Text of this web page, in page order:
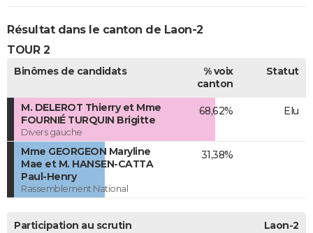
Résultat dans le canton de Laon-2
TOUR 2
Binômes de candidats
% voix
canton
Statut
M. DELEROT Thierry et Mme
FOURNIÉ TURQUIN Brigitte
Divers gauche
68,62% Elu
Mme GEORGEON Maryline
Mae et M. HANSEN-CATTA
Paul-Henry
Rassemblement National
31,38%
Participation au scrutin Laon-2